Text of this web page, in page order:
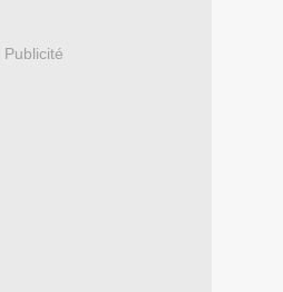
Publicité